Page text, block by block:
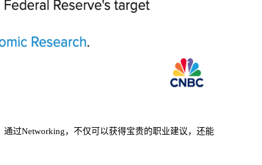
过Networking，不仅可以获得宝贵的职业建议，还能